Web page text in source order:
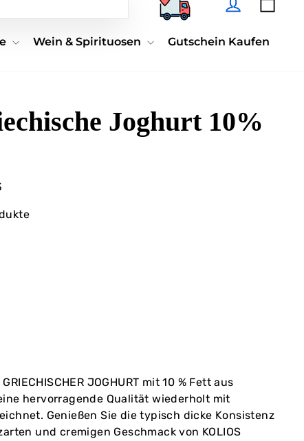
Suchen
Wein & Spirituosen Gutschein Kaufen
Joghurt 10%
JOGHURT mit 10 % Fett aus
hervorragende Qualität wiederholt mit
Genießen Sie die typisch dicke Konsistenz
und cremigen Geschmack von KOLIOS